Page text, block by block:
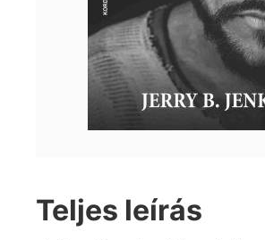
Teljes leírás